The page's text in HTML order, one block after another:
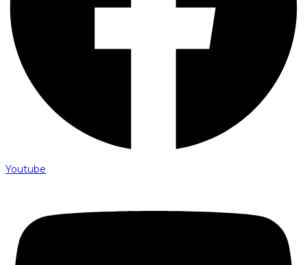
Youtube